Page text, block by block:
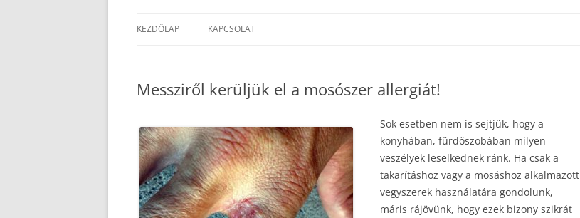
KEZDŐLAP KAPCSOLAT
Messziről kerüljük el a mosószer allergiát!
Sok esetben nem is sejtjük, hogy a
konyhában, fürdőszobában milyen
veszélyek leselkednek ránk. Ha csak a
takarításhoz vagy a mosáshoz alkalmazott
vegyszerek használatára gondolunk,
máris rájövünk, hogy ezek bizony szikrát